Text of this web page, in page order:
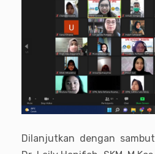
Dilanjutkan dengan